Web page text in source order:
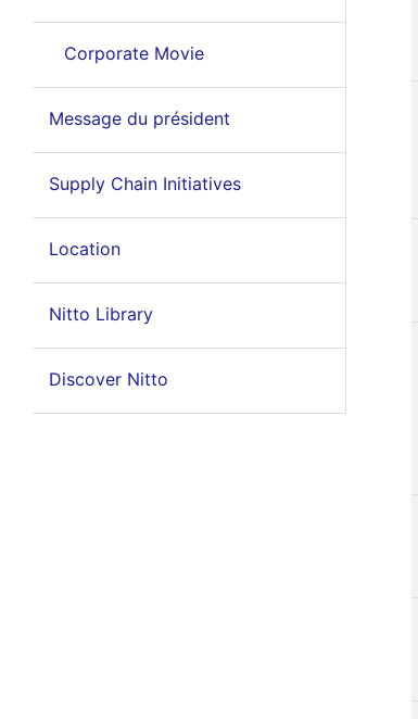
Corporate Movie
Message du président
Supply Chain Initiatives
Location
Nitto Library
Discover Nitto